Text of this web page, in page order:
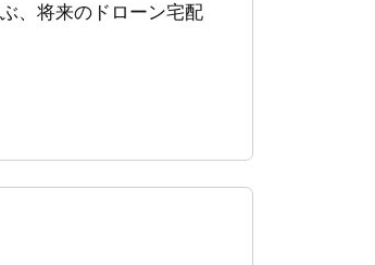
、将来のドローン宅配